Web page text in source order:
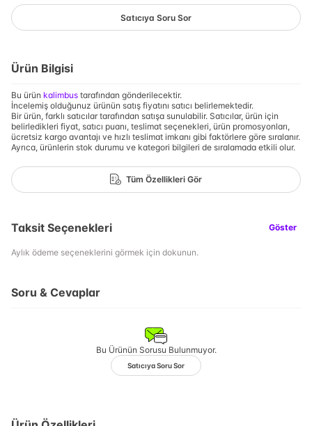
Satıcıya Soru Sor
Ürün Bilgisi
Bu ürün kalimbus tarafından gönderilecektir.
İncelemiş olduğunuz ürünün satış fiyatını satıcı belirlemektedir.
Bir ürün, farklı satıcılar tarafından satışa sunulabilir. Satıcılar, ürün için
belirledikleri fiyat, satıcı puanı, teslimat seçenekleri, ürün promosyonları,
ücretsiz kargo avantajı ve hızlı teslimat imkanı gibi faktörlere göre sıralanır.
Ayrıca, ürünlerin stok durumu ve kategori bilgileri de sıralamada etkili olur.
Tüm Özellikleri Gör
Taksit Seçenekleri Göster
Aylık ödeme seçeneklerini görmek için dokunun.
Soru & Cevaplar
Bu Ürünün Sorusu Bulunmuyor.
Satıcıya Soru Sor